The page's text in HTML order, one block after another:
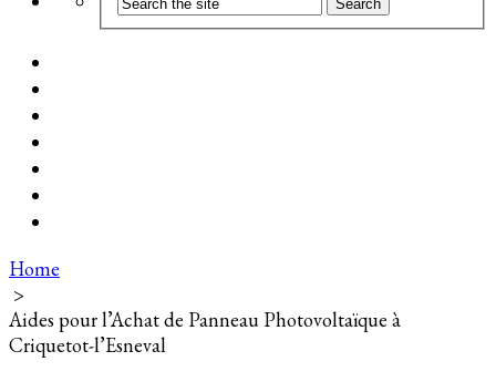
Home
>
Aides pour l’Achat de Panneau Photovoltaïque à
Criquetot-l’Esneval